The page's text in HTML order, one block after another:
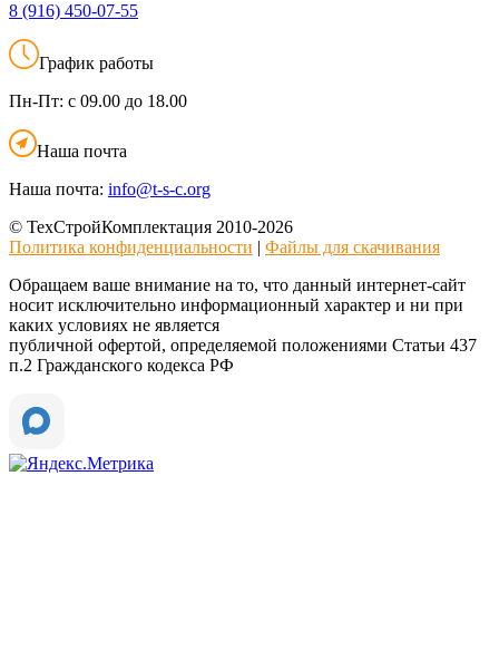
8 (916) 450-07-55
График работы
Пн-Пт: с 09.00 до 18.00
Наша почта
Наша почта: info@t-s-c.org
© ТехСтройКомплектация 2010-2026
Политика конфиденциальности
Файлы для скачивания
Обращаем ваше внимание на то, что данный интернет-сайт
носит исключительно информационный характер и ни при
каких условиях не является
публичной офертой, определяемой положениями Статьи 437
п.2 Гражданского кодекса РФ